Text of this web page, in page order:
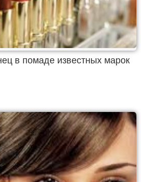
в помаде известных марок